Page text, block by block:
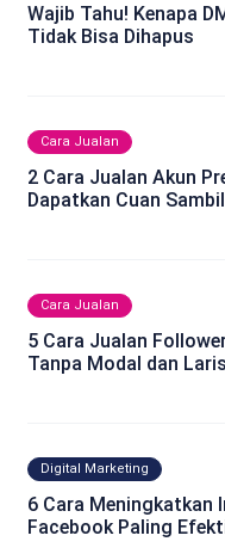
Wajib Tahu! Kenapa
Tidak Bisa Dihapus
Cara Jualan
2 Cara Jualan Akun
Dapatkan Cuan
Cara Jualan
5 Cara Jualan
Tanpa Modal dan Laris
Digital Marketing
6 Cara Meningkatkan
Facebook Paling